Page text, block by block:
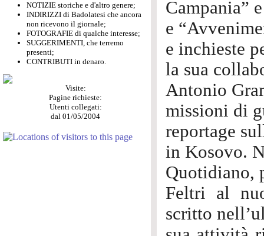
NOTIZIE storiche e d'altro genere;
INDIRIZZI di Badolatesi che ancora
non ricevono il giornale;
FOTOGRAFIE di qualche interesse;
SUGGERIMENTI, che terremo
presenti;
CONTRIBUTI in denaro.
Visite:
Pagine richieste:
Utenti collegati:
dal 01/05/2004
Campania”
e
e inchieste
la sua
Antonio
missioni di
reportage
in Kosovo.
Quotidiano,
Feltri al
scritto